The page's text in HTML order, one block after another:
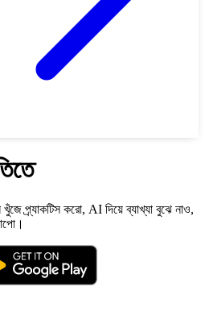
প্র্যাকটিস করো, AI দিয়ে ব্যাখ্যা বুঝে নাও,